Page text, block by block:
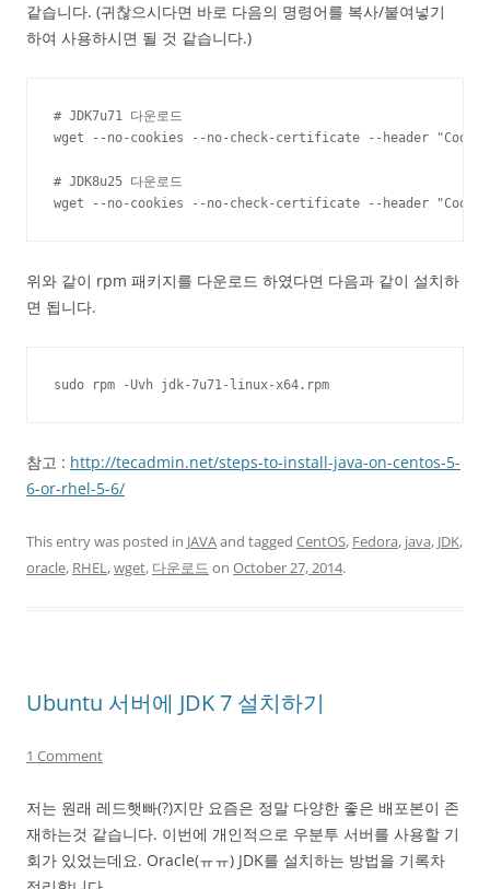
같습니다. (귀찮으시다면 바로 다음의 명령어를 복사/붙여넣기
하여 사용하시면 될 것 같습니다.)
# JDK7u71 다운로드
wget --no-cookies --no-check-certificate --header "Cookie:
# JDK8u25 다운로드
wget --no-cookies --no-check-certificate --header "Cookie:
위와 같이 rpm 패키지를 다운로드 하였다면 다음과 같이 설치하
면 됩니다.
sudo rpm -Uvh jdk-7u71-linux-x64.rpm
참고 : http://tecadmin.net/steps-to-install-java-on-centos-5-
6-or-rhel-5-6/
This entry was posted in JAVAand tagged CentOS, Fedora, java, JDK,
oracle, RHEL,wget, 다운로드 on October 27, 2014.
Ubuntu 서버에 JDK 7 설치하기
1 Comment
저는 원래 레드햇빠(?)지만 요즘은 정말 다양한 좋은 배포본이 존
재하는것 같습니다. 이번에 개인적으로 우분투 서버를 사용할 기
회가 있었는데요. Oracle(ㅠㅠ) JDK를 설치하는 방법을 기록차